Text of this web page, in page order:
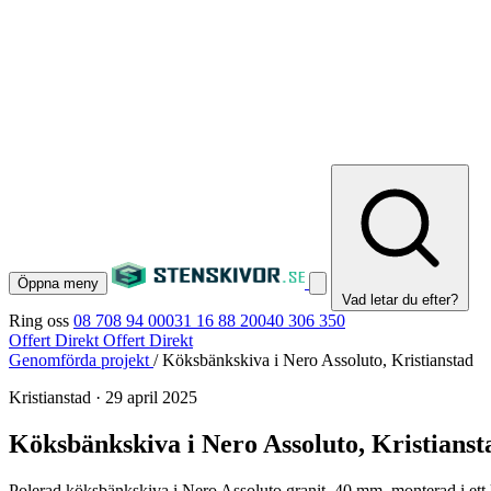
Öppna meny
Vad letar du efter?
Ring oss 08 708 94 00031 16 88 20040 306 350
Offert Direkt Offert Direkt
Genomförda projekt / Köksbänkskiva i Nero Assoluto, Kristianstad
Kristianstad · 29 april 2025
Köksbänkskiva i Nero Assoluto,